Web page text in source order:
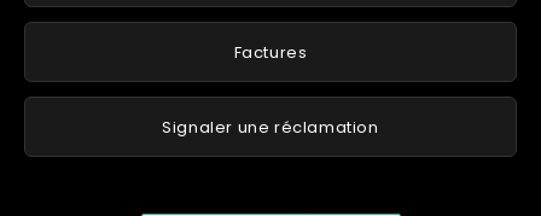
Factures
Signaler une réclamation